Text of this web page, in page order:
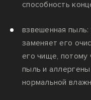
способность
взвешенная
заменяет его
его чище, потому
пыль и
нормальной